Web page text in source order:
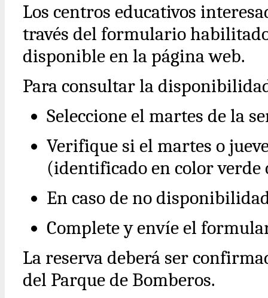
Los centros educativos
través del formulario
disponible en la página web.
Para consultar la
Seleccione el martes de la
Verifique si el martes o
(identificado en color
En caso de no
Complete y envíe el
La reserva deberá ser
del Parque de Bomberos.